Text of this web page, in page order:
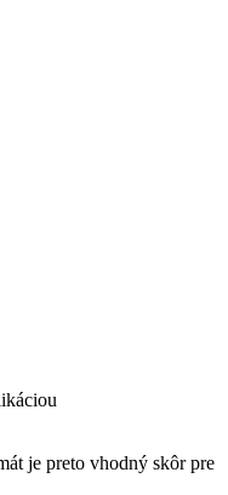
je preto vhodný skôr pre